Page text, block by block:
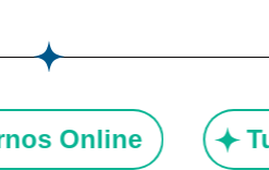
Online